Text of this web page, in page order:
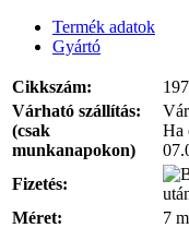
Termék adatok
Gyártó
Cikkszám:
Várható szállítás:
(csak
munkanapokon)
Ha
Fizetés:
Méret:
7